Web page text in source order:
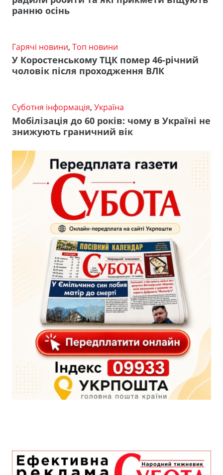
ранню осінь
Гарячі новини, Топ новини
У Коростенському ТЦК помер 46-річний
чоловік після проходження ВЛК
Суботня інформація, Україна
Мобілізація до 60 років: чому в Україні не
знижують граничний вік